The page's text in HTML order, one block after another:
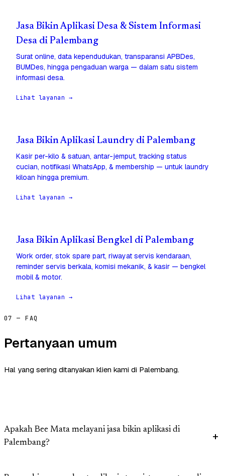
Jasa Bikin Aplikasi Desa & Sistem Informasi
Desa di Palembang
Surat online, data kependudukan, transparansi APBDes,
BUMDes, hingga pengaduan warga — dalam satu sistem
informasi desa.
Lihat layanan →
Jasa Bikin Aplikasi Laundry di Palembang
Kasir per-kilo & satuan, antar-jemput, tracking status
cucian, notifikasi WhatsApp, & membership — untuk laundry
kiloan hingga premium.
Lihat layanan →
Jasa Bikin Aplikasi Bengkel di Palembang
Work order, stok spare part, riwayat servis kendaraan,
reminder servis berkala, komisi mekanik, & kasir — bengkel
mobil & motor.
Lihat layanan →
07 — FAQ
Pertanyaan umum
Hal yang sering ditanyakan klien kami di Palembang.
Apakah Bee Mata melayani jasa bikin aplikasi di
Palembang?